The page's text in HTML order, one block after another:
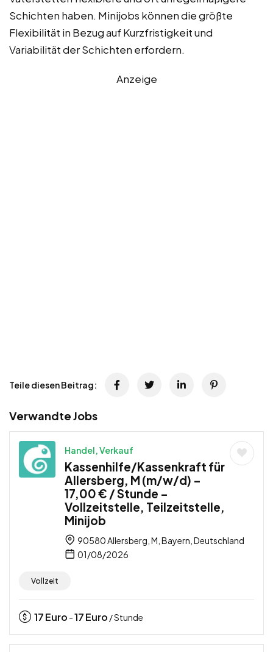
Schichten haben. Minijobs können die größte
Flexibilität in Bezug auf Kurzfristigkeit und
Variabilität der Schichten erfordern.
Anzeige
Teile diesen Beitrag:
Verwandte Jobs
Handel, Verkauf
Kassenhilfe/Kassenkraft für
Allersberg, M (m/w/d) –
17,00 € / Stunde –
Vollzeitstelle, Teilzeitstelle,
Minijob
90580 Allersberg, M, Bayern, Deutschland
01/08/2026
Vollzeit
17Euro -17Euro / Stunde